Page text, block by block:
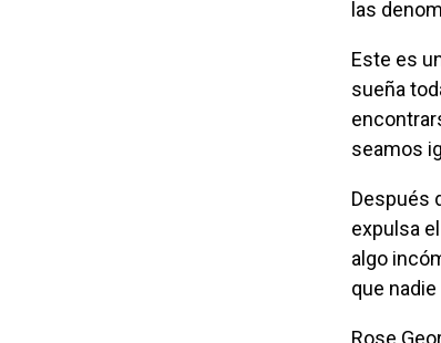
las
Este es uno de los momentos más álgidos de ese descenso al infierno con el que
sueña
seamos
Después de muchos años de civilización, el ser humano logró meter las heces que
expulsa
algo
que
Rose George, periodista, escritora y activista, lucha para que la humanidad logre